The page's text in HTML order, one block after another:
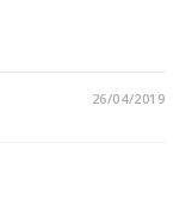
26/04/2019